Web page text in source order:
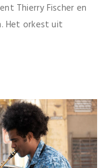
Thierry Fischer en
Het orkest uit